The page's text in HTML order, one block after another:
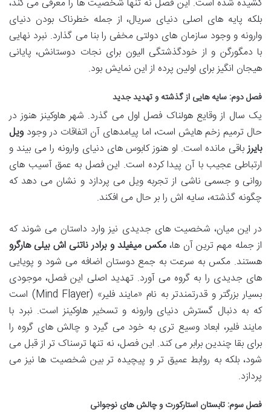
کشیده شده است. این فصل نه تنها شخصیت ها را معرفی می کند،
بلکه پایه های اصلی دنیای سریال، از جمله خطرناک بودن دنیای
وارونه و وجود سازمان های دولتی مخفی را بنا می گذارد. نبرد نهایی
با دمگورگن و از خودگذشتگی الیون برای نجات دوستانش، پایانی
هیجان انگیز برای اولین پرده از این نمایش بود.
فصل دوم: سایه هایی از گذشته و تهدید جدید
یک سال از وقایع هولناک فصل اول می گذرد. شهر هاوکینز هنوز در
حال ترمیم زخم هایش است، اما پیامدهای آن اتفاقات در وجودویل
بایرزباقی مانده است. او هنوز کابوس های دنیای وارونه را می بیند و
ارتباطی عجیب با آن پیدا کرده است. این فصل به عمق آسیب های
روانی و جسمی ناشی از تجربه ویل می پردازد و نشان می دهد که
چگونه گذشته، سایه اش را بر حال می افکند.
در این میان، شخصیت های جدیدی نیز وارد داستان می شوند که
از جمله مهم ترین آن ها، مکس میفیلد و برادر ناتنی اش بیلی هارگرو
هستند. مکس به سرعت به جمع دوستان اضافه می شود و پویایی
های جدیدی را به گروه می آورد. تهدید اصلی این فصل، موجودی
بسیار بزرگتر و قدرتمندتر به نام «مایند فلیر» (Mind Flayer) است
که به دنبال گسترش دنیای وارونه و تسخیر هاوکینز است. نبرد با
مایند فلیر، ابعاد وسیع تری به خود می گیرد و چالش های گروه را
برای بقا چندین برابر می کند. این فصل، نه تنها ترسناک تر از قبل می
شود، بلکه به روابط عمیق تر و پیچیده تر بین شخصیت ها نیز می
پردازد.
فصل سوم: تابستان استارکورت و چالش های نوجوانی